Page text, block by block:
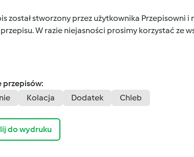
został stworzony przez użytkownika
W razie niejasności prosimy korzystać ze
przepisów:
Kolacja Dodatek Chleb
do wydruku